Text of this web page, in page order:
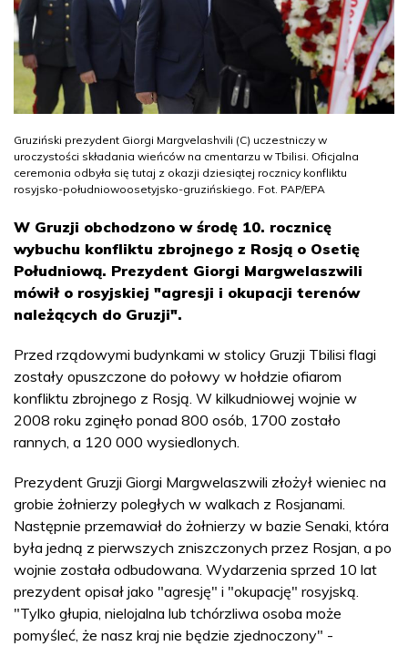
Gruziński prezydent Giorgi Margvelashvili (C) uczestniczy w
uroczystości składania wieńców na cmentarzu w Tbilisi. Oficjalna
ceremonia odbyła się tutaj z okazji dziesiątej rocznicy konfliktu
rosyjsko-południowoosetyjsko-gruzińskiego. Fot. PAP/EPA
W Gruzji obchodzono w środę 10. rocznicę
wybuchu konfliktu zbrojnego z Rosją o Osetię
Południową. Prezydent Giorgi Margwelaszwili
mówił o rosyjskiej "agresji i okupacji terenów
należących do Gruzji".
Przed rządowymi budynkami w stolicy Gruzji Tbilisi flagi
zostały opuszczone do połowy w hołdzie ofiarom
konfliktu zbrojnego z Rosją. W kilkudniowej wojnie w
2008 roku zginęło ponad 800 osób, 1700 zostało
rannych, a 120 000 wysiedlonych.
Prezydent Gruzji Giorgi Margwelaszwili złożył wieniec na
grobie żołnierzy poległych w walkach z Rosjanami.
Następnie przemawiał do żołnierzy w bazie Senaki, która
była jedną z pierwszych zniszczonych przez Rosjan, a po
wojnie została odbudowana. Wydarzenia sprzed 10 lat
prezydent opisał jako "agresję" i "okupację" rosyjską.
"Tylko głupia, nielojalna lub tchórzliwa osoba może
pomyśleć, że nasz kraj nie będzie zjednoczony" -